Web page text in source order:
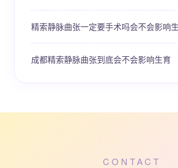
精索静脉曲张一定要手术吗会不会影响
成都精索静脉曲张到底会不会影响生育
CONTACT